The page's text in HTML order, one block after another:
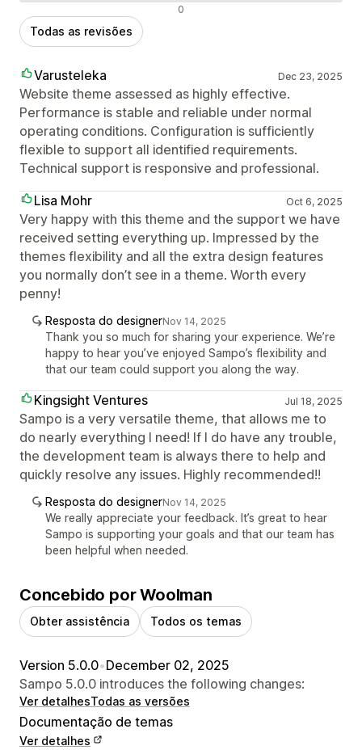
0
Todas as revisões
Varusteleka Dec 23, 2025
Website theme assessed as highly effective.
Performance is stable and reliable under normal
operating conditions. Configuration is sufficiently
flexible to support all identified requirements.
Technical support is responsive and professional.
Lisa Mohr
Oct 6, 2025
Very happy with this theme and the support we have
received setting everything up. Impressed by the
themes flexibility and all the extra design features
you normally don’t see in a theme. Worth every
penny!
Resposta do designerNov 14, 2025
Thank you so much for sharing your experience. We’re
happy to hear you’ve enjoyed Sampo’s flexibility and
that our team could support you along the way.
Kingsight Ventures Jul 18, 2025
Sampo is a very versatile theme, that allows me to
do nearly everything I need! If I do have any trouble,
the development team is always there to help and
quickly resolve any issues. Highly recommended!!
Resposta do designerNov 14, 2025
We really appreciate your feedback. It’s great to hear
Sampo is supporting your goals and that our team has
been helpful when needed.
Concebido por Woolman
Obter assistência Todos os temas
Version 5.0.0•December 02, 2025
Sampo 5.0.0 introduces the following changes:
Ver detalhesTodas as versões
Documentação de temas
Ver detalhes